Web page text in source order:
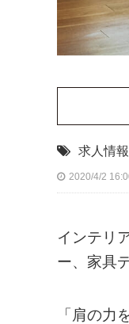
求人情報
2020/4/2
インテリ
ー、家具
「肩の力